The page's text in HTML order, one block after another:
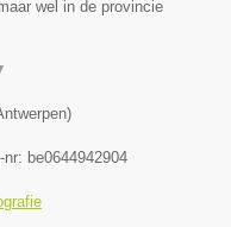
wel in de provincie
)
nr: be0644942904